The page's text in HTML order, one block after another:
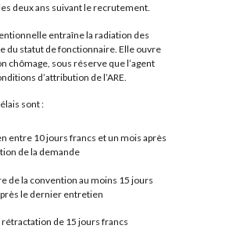
deux ans suivant le recrutement.
entraîne la radiation des
du statut de fonctionnaire. Elle ouvre
chômage, sous réserve que l’agent
d’attribution de l’ARE.
sont :
entre 10 jours francs et un mois après
de la demande
de la convention au moins 15 jours
le dernier entretien
rétractation de 15 jours francs